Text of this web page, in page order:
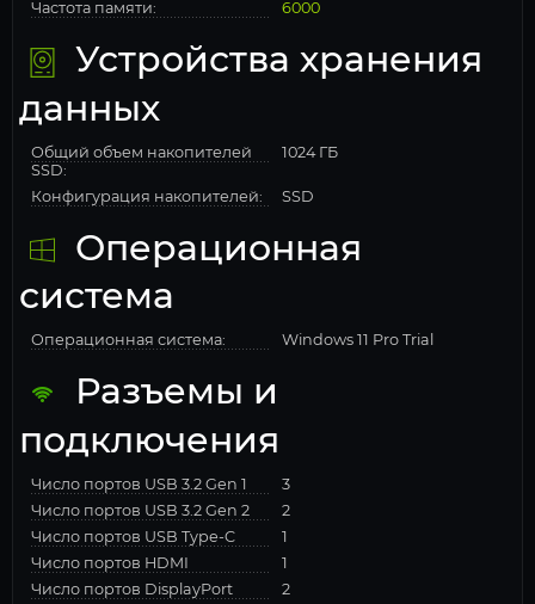
Частота памяти:
6000
Устройства хранения
данных
Общий объем накопителей
SSD:
1024 ГБ
Конфигурация накопителей: SSD
Операционная
система
Операционная система: Windows 11 Pro Trial
Разъемы и
подключения
Число портов USB 3.2 Gen 1
3
Число портов USB 3.2 Gen 2
2
Число портов USB Type-C
1
Число портов HDMI
1
Число портов DisplayPort
2